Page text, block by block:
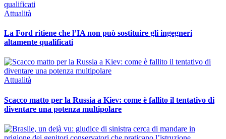
Attualità
La Ford ritiene che l’IA non può sostituire gli ingegneri
altamente qualificati
Attualità
Scacco matto per la Russia a Kiev: come è fallito il tentativo di
diventare una potenza multipolare